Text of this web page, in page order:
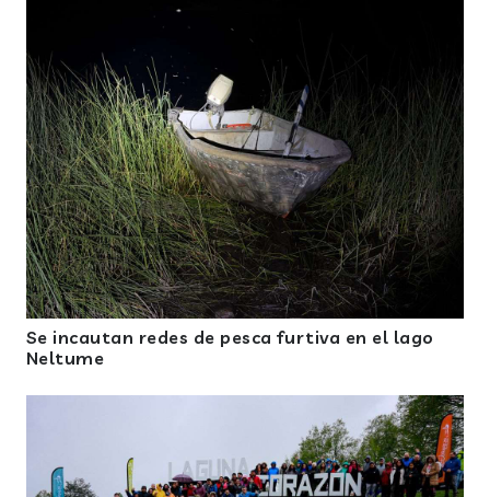
Se incautan redes de pesca furtiva en el lago
Neltume